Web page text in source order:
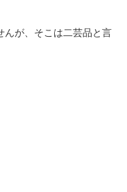
んが、そこは二芸品と言